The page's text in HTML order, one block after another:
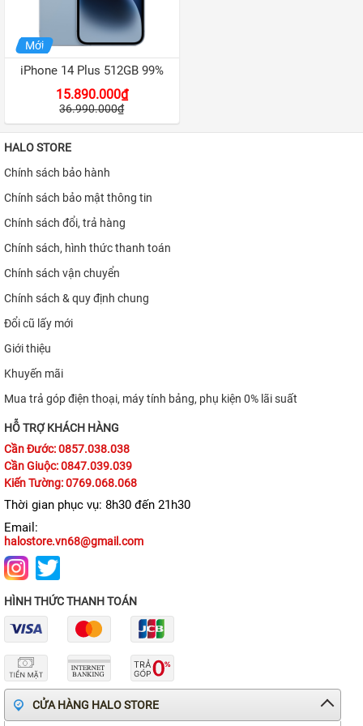
iPhone 11 Pro Max
iPhone 11 Pro
iPhone 11
iPhone XS Max
APPLE WATCH
MACBOOK
SAMSUNG
PHỤ KIỆN
Mới
iPhone 14 Plus 512GB 99%
15.890.000₫
36.990.000₫
HALO STORE
Chính sách bảo hành
Chính sách bảo mật thông tin
Chính sách đổi, trả hàng
Chính sách, hình thức thanh toán
Chính sách vận chuyển
Chính sách & quy định chung
Đổi cũ lấy mới
Giới thiệu
Khuyến mãi
Mua trả góp điện thoại, máy tính bảng, phụ kiện 0% lãi suất
HỖ TRỢ KHÁCH HÀNG
Cần Đước: 0857.038.038
Cần Giuộc: 0847.039.039
Kiến Tường: 0769.068.068
Thời gian phục vụ: 8h30 đến 21h30
Email:
halostore.vn68@gmail.com
HÌNH THỨC THANH TOÁN
CỬA HÀNG HALO STORE